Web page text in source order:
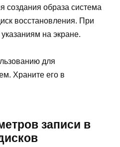
создания образа система
восстановления. При
на экране.
для
Храните его в
записи в